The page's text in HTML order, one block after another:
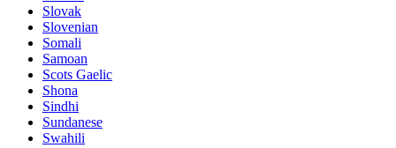
Slovak
Slovenian
Somali
Samoan
Scots Gaelic
Shona
Sindhi
Sundanese
Swahili